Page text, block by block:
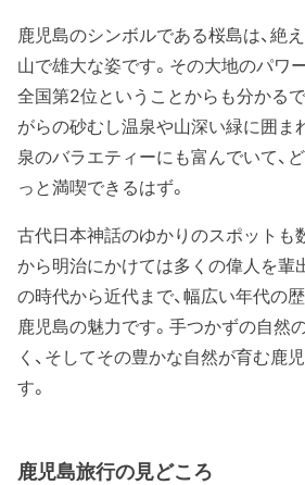
鹿児島のシンボルである桜島は、絶
山で雄大な姿です。その大地のパワ
全国第2位ということからも分かる
がらの砂むし温泉や山深い緑に囲ま
泉のバラエティーにも富んでいて、
っと満喫できるはず。
古代日本神話のゆかりのスポットも
から明治にかけては多くの偉人を輩
の時代から近代まで、幅広い年代の
鹿児島の魅力です。手つかずの自然
く、そしてその豊かな自然が育む鹿
す。
鹿児島旅行の見どころ